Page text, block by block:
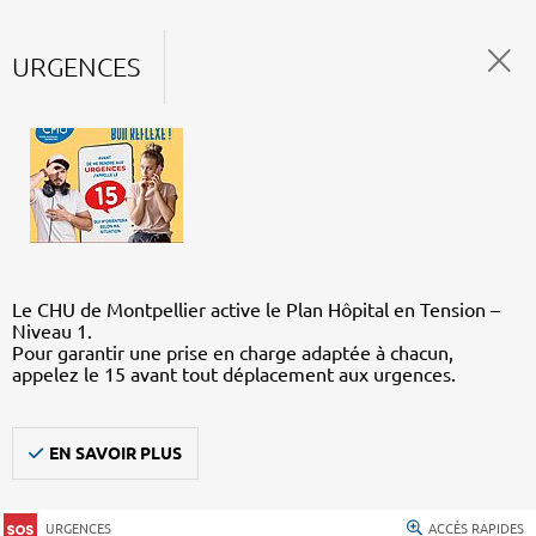
URGENCES
Le CHU de Montpellier active le Plan Hôpital en Tension –
Niveau 1.
Pour garantir une prise en charge adaptée à chacun,
appelez le 15 avant tout déplacement aux urgences.
EN SAVOIR PLUS
URGENCES ACCÈS RAPIDES